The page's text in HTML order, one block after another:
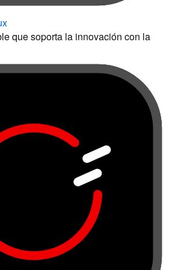
que soporta la innovación con la